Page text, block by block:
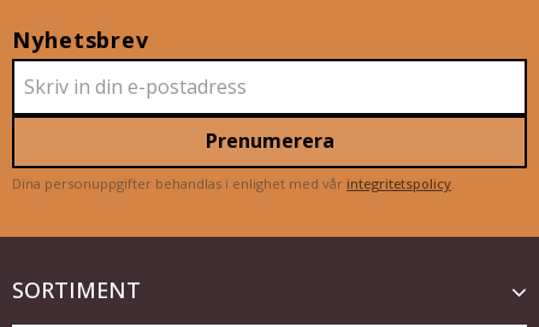
Nyhetsbrev
Prenumerera
Dina personuppgifter behandlas i enlighet med vår integritetspolicy
SORTIMENT